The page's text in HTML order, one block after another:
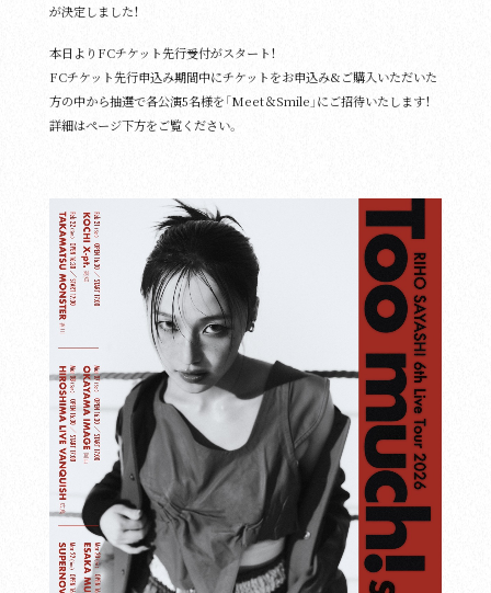
が決定しました！
本日よりFCチケット先行受付がスタート！
FCチケット先行申込み期間中にチケットをお申込み&ご購入いただいた
方の中から抽選で各公演5名様を「Meet＆Smile」にご招待いたします！
詳細はページ下方をご覧ください。
Contact Us
Site Policy